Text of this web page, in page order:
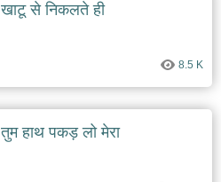
खाटू से निकलते ही
8.5 K
तुम हाथ पकड़ लो मेरा